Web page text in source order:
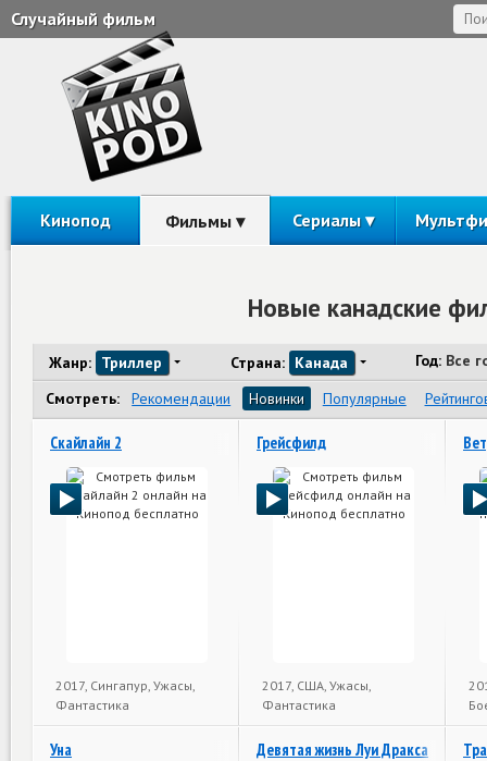
Случайный фильм
Кинопод Фильмы Сериалы
Новые канадские
Жанр: Триллер Страна: Канада Год: Все
Смотреть:
Рекомендации Новинки Популярные
Скайлайн 2
2017, Сингапур, Ужасы,
Фантастика
Грейсфилд
2017, США, Ужасы,
Фантастика
Уна Девятая жизнь Луи Дракса